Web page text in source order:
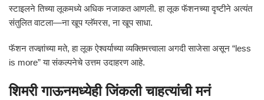
स्टाइलने तिच्या लूकमध्ये अधिक नजाकत आणली. हा लूक फॅशनच्या दृष्टीने अत्यंत
संतुलित वाटला—ना खूप ग्लॅमरस, ना खूप साधा.
फॅशन तज्ज्ञांच्या मते, हा लूक ऐश्वर्याच्या व्यक्तिमत्त्वाला अगदी साजेसा असून “less
is more” या संकल्पनेचे उत्तम उदाहरण आहे.
शिमरी गाऊनमध्येही जिंकली चाहत्यांची मनं